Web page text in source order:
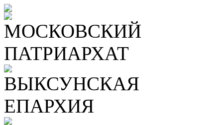
МОСКОВСКИЙ
ПАТРИАРХАТ
ВЫКСУНСКАЯ
ЕПАРХИЯ